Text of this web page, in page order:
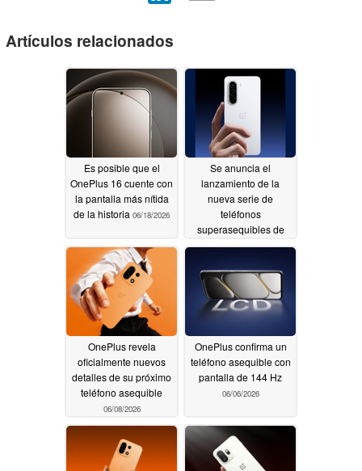
Artículos relacionados
Es posible que el
OnePlus 16 cuente con
la pantalla más nítida
de la historia 06/18/2026
Se anuncia el
lanzamiento de la
nueva serie de
teléfonos
superasequibles de
OnePlus06/09/2026
OnePlus revela
oficialmente nuevos
detalles de su próximo
teléfono asequible
06/08/2026
OnePlus confirma un
teléfono asequible con
pantalla de 144 Hz
06/06/2026